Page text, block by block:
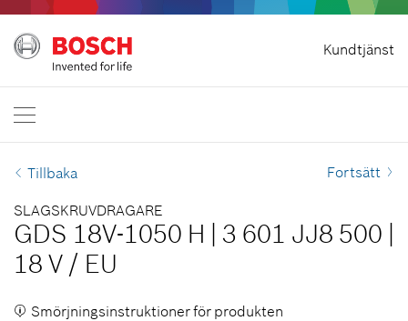
Kundtjänst
Ångra avtal
Bosch Professional
Tillbaka Fortsätt
SLAGSKRUVDRAGARE
GDS 18V-1050 H 3 601 JJ8 500
18 V / EU
Smörjningsinstruktioner för produkten